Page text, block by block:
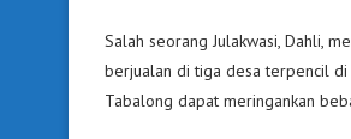
Salah seorang Julakwasi, Dahli,
berjualan di tiga desa terpencil di
Tabalong dapat meringankan